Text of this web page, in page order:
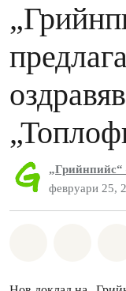
„Грийнпийс“
февруари 25,